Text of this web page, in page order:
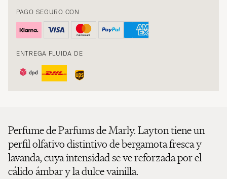
PAGO SEGURO CON
ENTREGA FLUIDA DE
Perfume de Parfums de Marly. Layton tiene un
perfil olfativo distintivo de bergamota fresca y
lavanda, cuya intensidad se ve reforzada por el
cálido ámbar y la dulce vainilla.